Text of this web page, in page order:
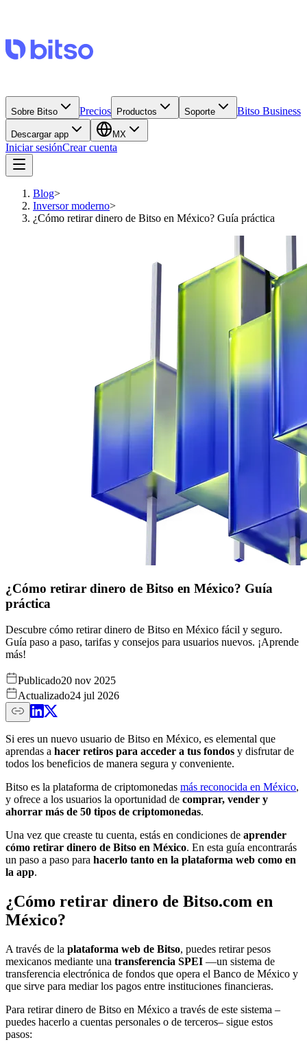
Sobre Bitso Precios Productos Soporte Bitso Business
Descargar app MX
Iniciar sesiónCrear cuenta
Blog>
Inversor moderno>
¿Cómo retirar dinero de Bitso en México? Guía práctica
¿Cómo retirar dinero de Bitso en México? Guía
práctica
Descubre cómo retirar dinero de Bitso en México fácil y seguro.
Guía paso a paso, tarifas y consejos para usuarios nuevos. ¡Aprende
más!
Publicado20 nov 2025
Actualizado24 jul 2026
Si eres un nuevo usuario de Bitso en México, es elemental que
aprendas a hacer retiros para acceder a tus fondos y disfrutar de
todos los beneficios de manera segura y conveniente.
Bitso es la plataforma de criptomonedas más reconocida en México,
y ofrece a los usuarios la oportunidad de comprar, vender y
ahorrar más de 50 tipos de criptomonedas.
Una vez que creaste tu cuenta, estás en condiciones de aprender
cómo retirar dinero de Bitso en México. En esta guía encontrarás
un paso a paso para hacerlo tanto en la plataforma web como en
la app.
¿Cómo retirar dinero de Bitso.com en
México?
A través de la plataforma web de Bitso, puedes retirar pesos
mexicanos mediante una transferencia SPEI —un sistema de
transferencia electrónica de fondos que opera el Banco de México y
que sirve para mediar los pagos entre instituciones financieras.
Para retirar dinero de Bitso en México a través de este sistema –
puedes hacerlo a cuentas personales o de terceros– sigue estos
pasos: